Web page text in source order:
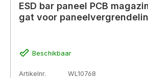
ESD bar paneel PCB
gat voor
Beschikbaar
Artikelnr.
WL10768